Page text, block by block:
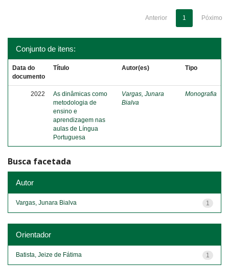
Anterior 1 Póximo
Conjunto de itens:
Data do
documento
Título Autor(es) Tipo
2022
As dinâmicas como
metodologia de
ensino e
aprendizagem nas
aulas de Língua
Portuguesa
Vargas, Junara
Bialva
Monografia
Busca facetada
Autor
1
Vargas, Junara Bialva
Orientador
1
Batista, Jeize de Fátima